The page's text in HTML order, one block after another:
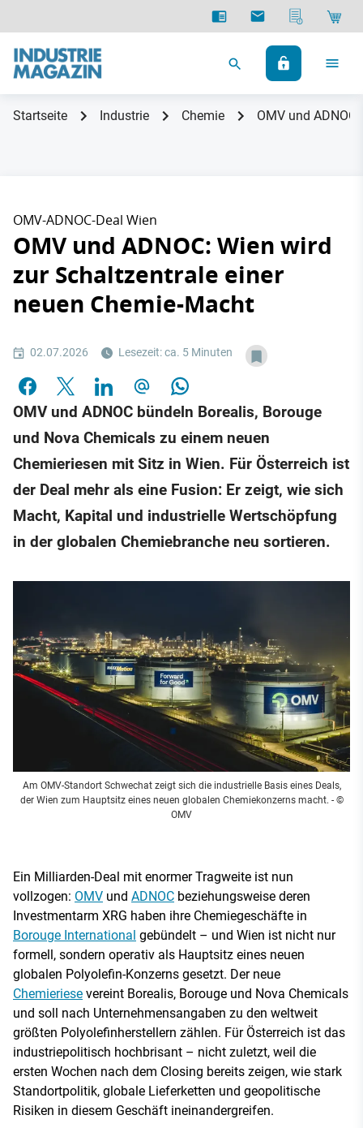
Startseite Industrie Chemie OMV und
OMV-ADNOC-Deal Wien
OMV und ADNOC: Wien wird
zur Schaltzentrale einer
neuen Chemie-Macht
02.07.2026 Lesezeit: ca. 5 Minuten
OMV und ADNOC bündeln Borealis, Borouge
und Nova Chemicals zu einem neuen
Chemieriesen mit Sitz in Wien. Für Österreich ist
der Deal mehr als eine Fusion: Er zeigt, wie sich
Macht, Kapital und industrielle Wertschöpfung
in der globalen Chemiebranche neu sortieren.
Am OMV-Standort Schwechat zeigt sich die industrielle Basis eines Deals,
der Wien zum Hauptsitz eines neuen globalen Chemiekonzerns macht. - ©
OMV
Ein Milliarden-Deal mit enormer Tragweite ist nun
vollzogen: OMV und ADNOC beziehungsweise deren
Investmentarm XRG haben ihre Chemiegeschäfte in
Borouge International gebündelt – und Wien ist nicht nur
formell, sondern operativ als Hauptsitz eines neuen
globalen Polyolefin-Konzerns gesetzt. Der neue
Chemieriese vereint Borealis, Borouge und Nova Chemicals
und soll nach Unternehmensangaben zu den weltweit
größten Polyolefinherstellern zählen. Für Österreich ist das
industriepolitisch hochbrisant – nicht zuletzt, weil die
ersten Wochen nach dem Closing bereits zeigen, wie stark
Standortpolitik, globale Lieferketten und geopolitische
Risiken in diesem Geschäft ineinandergreifen.